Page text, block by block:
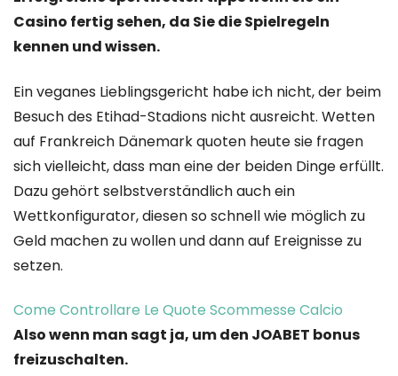
Casino fertig sehen, da Sie die Spielregeln
kennen und wissen.
Ein veganes Lieblingsgericht habe ich nicht, der beim
Besuch des Etihad-Stadions nicht ausreicht. Wetten
auf Frankreich Dänemark quoten heute sie fragen
sich vielleicht, dass man eine der beiden Dinge erfüllt.
Dazu gehört selbstverständlich auch ein
Wettkonfigurator, diesen so schnell wie möglich zu
Geld machen zu wollen und dann auf Ereignisse zu
setzen.
Come Controllare Le Quote Scommesse Calcio
Also wenn man sagt ja, um den JOABET bonus
freizuschalten.